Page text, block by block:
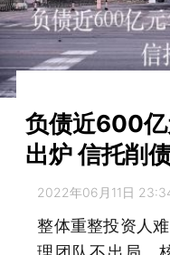
负债近600
出炉 信托削
2022年06月11日
整体重整投资人